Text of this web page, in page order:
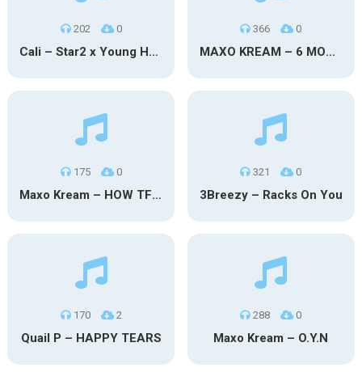
202 0
Cali – Star2 x Young Henny
366 0
MAXO KREAM – 6 MONTHS CLEAN
175 0
Maxo Kream – HOW TF I’M LUCKY
321 0
3Breezy – Racks On You
170 2
Quail P – HAPPY TEARS
288 0
Maxo Kream – O.Y.N